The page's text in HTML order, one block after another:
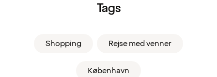
Tags
Shopping Rejse med venner
København